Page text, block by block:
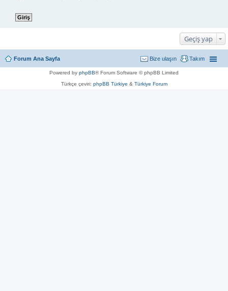
Geçiş yap
Forum Ana Sayfa Takım
Bize ulaşın
Powered by phpBB® Forum Software © phpBB Limited
Türkçe çeviri: phpBB Türkiye & Türkiye Forum